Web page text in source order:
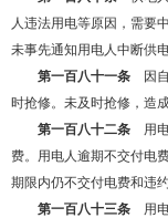
人违法用电等原因，需要
未事先通知用电人中断供
第一百八十一条
因
时抢修。未及时抢修，造
第一百八十二条 用
费。用电人逾期不交付电
期限内仍不交付电费和违
第一百八十三条 用